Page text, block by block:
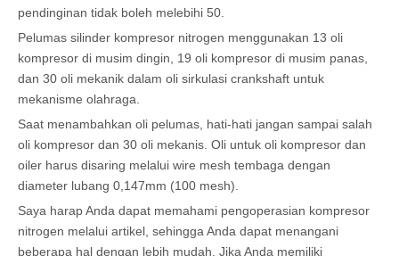
pendinginan tidak boleh melebihi 50.
Pelumas silinder kompresor nitrogen menggunakan 13 oli
kompresor di musim dingin, 19 oli kompresor di musim panas,
dan 30 oli mekanik dalam oli sirkulasi crankshaft untuk
mekanisme olahraga.
Saat menambahkan oli pelumas, hati-hati jangan sampai salah
oli kompresor dan 30 oli mekanis. Oli untuk oli kompresor dan
oiler harus disaring melalui wire mesh tembaga dengan
diameter lubang 0,147mm (100 mesh).
Saya harap Anda dapat memahami pengoperasian kompresor
nitrogen melalui artikel, sehingga Anda dapat menangani
beberapa hal dengan lebih mudah. Jika Anda memiliki